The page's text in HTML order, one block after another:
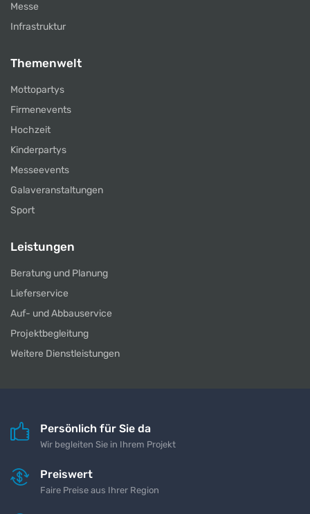
Messe
Infrastruktur
Themenwelt
Mottopartys
Firmenevents
Hochzeit
Kinderpartys
Messeevents
Galaveranstaltungen
Sport
Leistungen
Beratung und Planung
Lieferservice
Auf- und Abbauservice
Projektbegleitung
Weitere Dienstleistungen
Persönlich für Sie da
Wir begleiten Sie in Ihrem Projekt
Preiswert
Faire Preise aus Ihrer Region